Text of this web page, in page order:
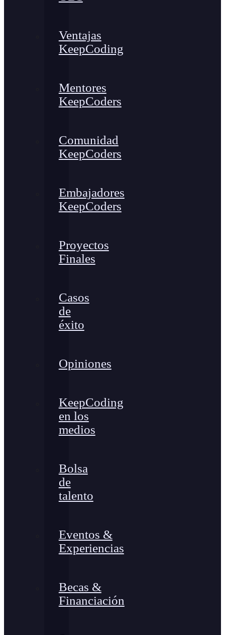
Ventajas
KeepCoding
Mentores
KeepCoders
Comunidad
KeepCoders
Embajadores
KeepCoders
Proyectos
Finales
Casos
de
éxito
Opiniones
KeepCoding
en los
medios
Bolsa
de
talento
Eventos &
Experiencias
Becas &
Financiación